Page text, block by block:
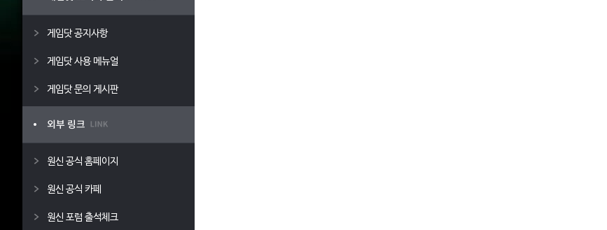
게임닷 공지사항
게임닷 사용 메뉴얼
게임닷 문의 게시판
원신 공식 홈페이지
원신 공식 카페
원신 포럼 출석체크